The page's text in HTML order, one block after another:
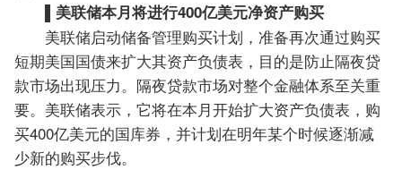
▌美联储本月将进行400亿美元净资产购买
美联储启动储备管理购买计划，准备再次通过购买
短期美国国债来扩大其资产负债表，目的是防止隔夜贷
款市场出现压力。隔夜贷款市场对整个金融体系至关重
要。美联储表示，它将在本月开始扩大资产负债表，购
买400亿美元的国库券，并计划在明年某个时候逐渐减
少新的购买步伐。